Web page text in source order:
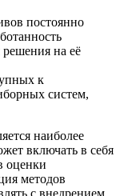
постоянно
на её
к
систем,
наиболее
включать в себя
оценки
методов